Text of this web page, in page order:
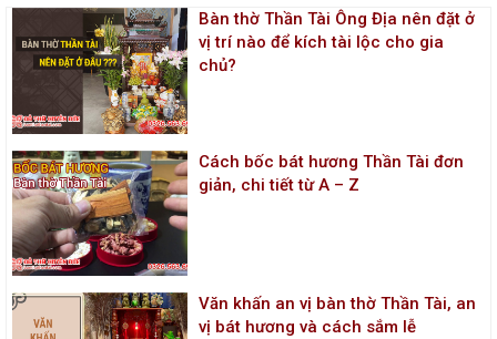
Bàn thờ Thần Tài Ông Địa nên đặt ở
vị trí nào để kích tài lộc cho gia
chủ?
Cách bốc bát hương Thần Tài đơn
giản, chi tiết từ A – Z
Văn khấn an vị bàn thờ Thần Tài, an
vị bát hương và cách sắm lễ